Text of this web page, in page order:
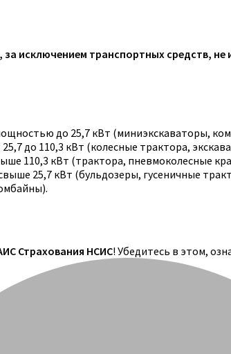
исключением транспортных средств,
до 25,7 кВт (миниэкскаваторы,
до 110,3 кВт (колесные трактора,
110,3 кВт (трактора, пневмоколесные
25,7 кВт (бульдозеры, гусеничные
Страхования НСИС! Убедитесь в этом,